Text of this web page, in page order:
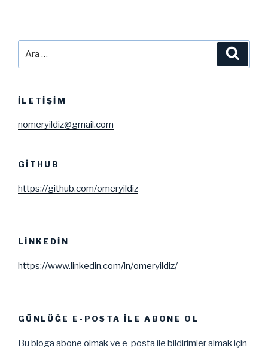
İLETIŞIM
nomeryildiz@gmail.com
GITHUB
https://github.com/omeryildiz
LINKEDIN
https://www.linkedin.com/in/omeryildiz/
GÜNLÜĞE E-POSTA ILE ABONE OL
Bu bloga abone olmak ve e-posta ile bildirimler almak için